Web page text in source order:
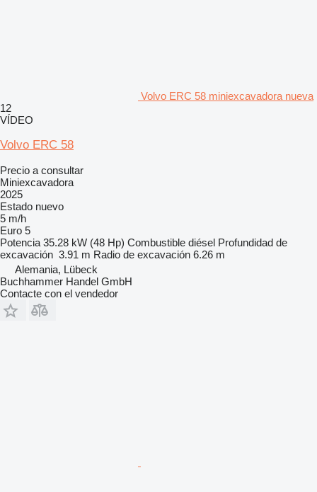
Volvo ERC 58 miniexcavadora nueva
12
VÍDEO
Volvo ERC 58
Precio a consultar
Miniexcavadora
2025
Estado nuevo
5 m/h
Euro 5
Potencia 35.28 kW (48 Hp) Combustible diésel Profundidad de
excavación 3.91 m Radio de excavación 6.26 m
Alemania, Lübeck
Buchhammer Handel GmbH
Contacte con el vendedor